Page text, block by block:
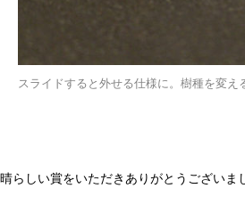
スライドすると外せる仕様に。樹種を変え
らしい賞をいただきありがとうございま